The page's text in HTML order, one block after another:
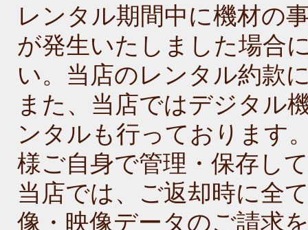
レンタル期間中に機材の
が発生いたしました場合
い。当店のレンタル約款
また、当店ではデジタル
ンタルも行っております
様ご自身で管理・保存し
当店では、ご返却時に全
像・映像データのご請求